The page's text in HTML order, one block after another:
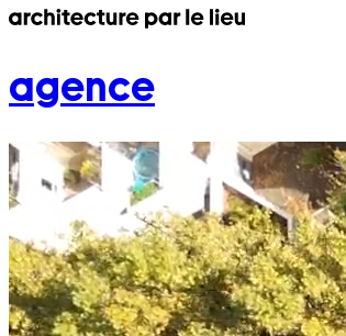
agence